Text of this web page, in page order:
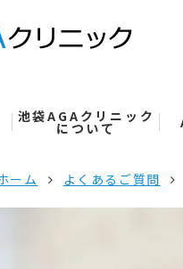
池袋AGAクリニック
について
ーム よくあるご質問